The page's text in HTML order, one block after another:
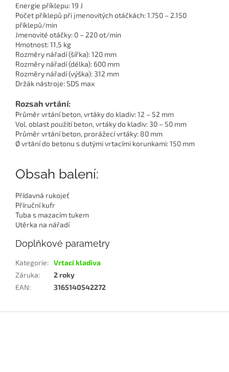
Energie příklepu: 19 J
Počet příklepů při jmenovitých otáčkách: 1.750 – 2.150
příklepů/min
Jmenovité otáčky: 0 – 220 ot/min
Hmotnost: 11,5 kg
Rozměry nářadí (šířka): 120 mm
Rozměry nářadí (délka): 600 mm
Rozměry nářadí (výška): 312 mm
Držák nástroje: SDS max
Rozsah vrtání:
Průměr vrtání beton, vrtáky do kladiv: 12 – 52 mm
Vol. oblast použití beton, vrtáky do kladiv: 30 – 50 mm
Průměr vrtání beton, prorážecí vrtáky: 80 mm
Ø vrtání do betonu s dutými vrtacími korunkami: 150 mm
Obsah balení:
Přídavná rukojeť
Příruční kufr
Tuba s mazacím tukem
Utěrka na nářadí
Doplňkové parametry
Kategorie: Vrtací kladiva
Záruka:
2 roky
EAN: 3165140542272